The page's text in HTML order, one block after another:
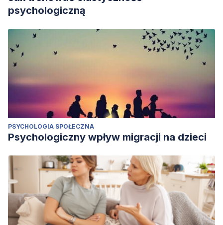
psychologiczną
PSYCHOLOGIA SPOŁECZNA
Psychologiczny wpływ migracji na dzieci